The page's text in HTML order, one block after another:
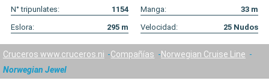
N° tripunlates:
1154 Manga: 33 m
Eslora:
295 m Velocidad: 25 Nudos
Cruceros www.cruceros.ni Compañías
Norwegian Cruise Line
Norwegian Jewel